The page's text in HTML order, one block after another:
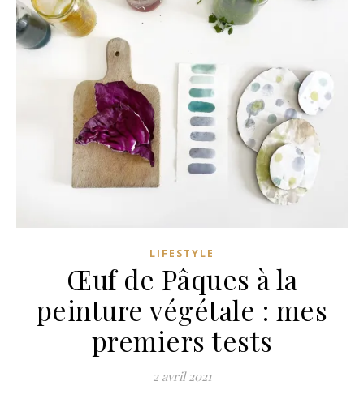
LIFESTYLE
Œuf de Pâques à la
peinture végétale : mes
premiers tests
2 avril 2021